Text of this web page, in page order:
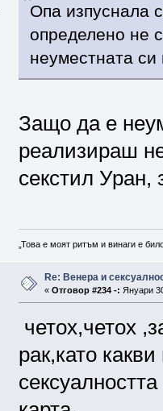
Опа изпуснала
определено не
неуместната
Защо да е
реализираш
секстил Уран,
„Това е моят ритъм и винаги е
Re: Венера и
« Отговор #234 -: Януари
четох,четох
рак,като